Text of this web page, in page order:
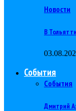
Новости
В
События
События
Дмитрий